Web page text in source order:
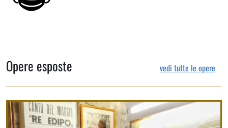
Opere esposte vedi tutte le opere